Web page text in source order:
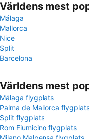
Världens mest
Málaga
Mallorca
Nice
Split
Barcelona
Världens mest
Málaga flygplats
Palma de Mallorca flygplats
Split flygplats
Rom Fiumicino flygplats
Milano Malpensa flygplats